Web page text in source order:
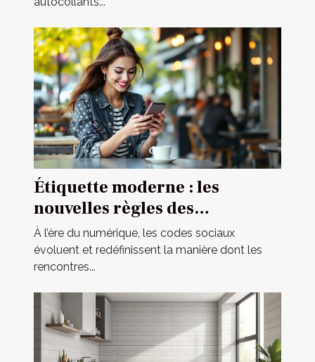
Étiquette moderne : les
nouvelles règles des
rencontres occasionnelles
À l’ère du numérique, les codes sociaux
évoluent et redéfinissent la manière dont les
rencontres...